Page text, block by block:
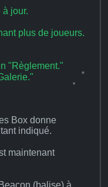
à jour.
plus de joueurs.
"Règlement."
Box donne
indiqué.
maintenant
(balise) à